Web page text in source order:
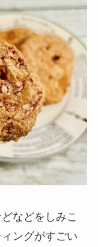
などをしみこ
ングがすごい